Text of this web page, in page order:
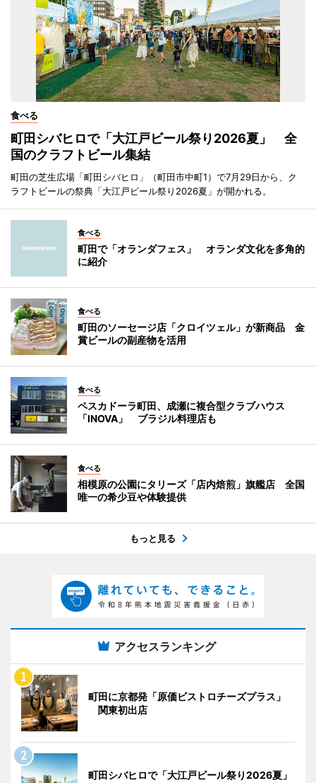
食べる
町田シバヒロで「大江戸ビール祭り2026夏」 全
国のクラフトビール集結
町田の芝生広場「町田シバヒロ」（町田市中町1）で7月29日から、ク
ラフトビールの祭典「大江戸ビール祭り2026夏」が開かれる。
食べる
町田で「オランダフェス」 オランダ文化を多角的
に紹介
食べる
町田のソーセージ店「クロイツェル」が新商品 金
賞ビールの副産物を活用
食べる
ペスカドーラ町田、成瀬に複合型クラブハウス
「INOVA」 ブラジル料理店も
食べる
相模原の公園にタリーズ「店内焙煎」旗艦店 全国
唯一の希少豆や体験提供
もっと見る
アクセスランキング
町田に京都発「原価ビストロチーズプラス」
関東初出店
町田シバヒロで「大江戸ビール祭り2026夏」